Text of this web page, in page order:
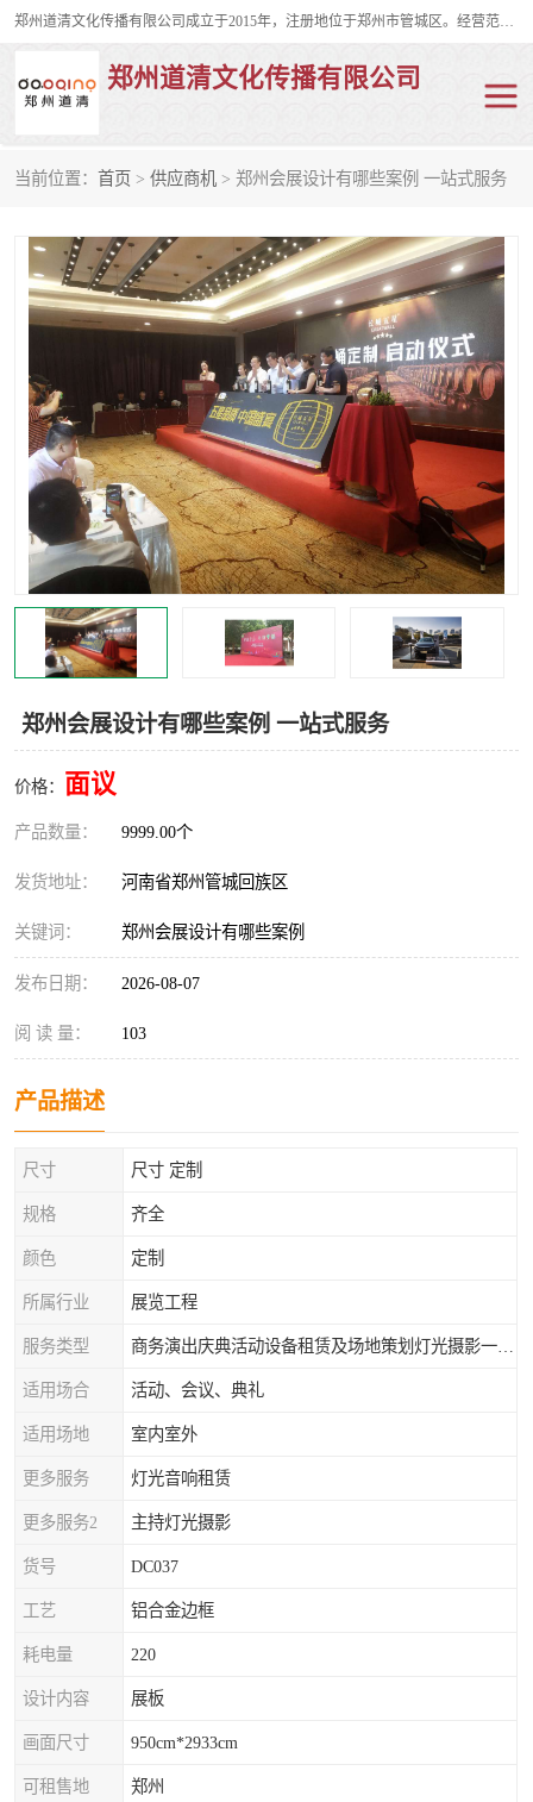
郑州道清文化传播有限公司成立于2015年，注册地位于郑州市管城区。经营范围包括会议及展览服务、庆典礼仪策划、企业形象策划、企业管理咨询、计算机图文设计、制作等。主要产品服务有：舞台桁架搭建，背景板搭建，灯光音响，雷亚舞台搭建、龙门架搭建、会议桌椅租赁、灯光音响租赁、空飘出租、气柱拱门租赁、喷绘写真制作、kt板制作。
郑州道清文化传播有限公司
当前位置： 首页 > 供应商机 > 郑州会展设计有哪些案例 一站式服务
郑州会展设计有哪些案例 一站式服务
价格： 面议
产品数量： 9999.00个
发货地址： 河南省郑州管城回族区
关键词： 郑州会展设计有哪些案例
发布日期： 2026-08-07
阅 读 量： 103
产品描述
尺寸 尺寸 定制
规格 齐全
颜色 定制
所属行业 展览工程
服务类型
适用场合 活动、会议、典礼
适用场地 室内室外
更多服务 灯光音响租赁
更多服务2 主持灯光摄影
货号 DC037
工艺 铝合金边框
耗电量 220
设计内容 展板
画面尺寸 950cm*2933cm
可租售地 郑州
启动道具 礼仪庆典
活动策划 truss架出租
kt板制作 场地布置
背景板搭建 雷亚舞台搭建
龙门架搭建 会议桌椅租赁
灯光音响租赁 空飘出租
气柱拱门租赁 喷绘写真制作